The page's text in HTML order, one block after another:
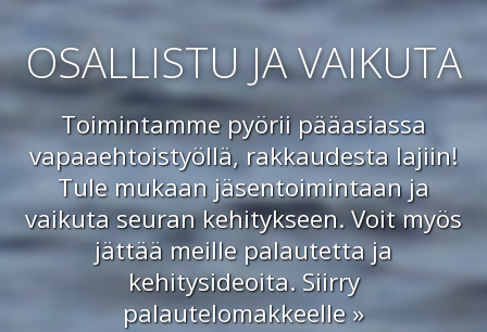
OSALLISTU JA VAIKUTA
Toimintamme pyörii pääasiassa
vapaaehtoistyöllä, rakkaudesta lajiin!
Tule mukaan jäsentoimintaan ja
vaikuta seuran kehitykseen. Voit myös
jättää meille palautetta ja
kehitysideoita.Siirry
palautelomakkeelle »